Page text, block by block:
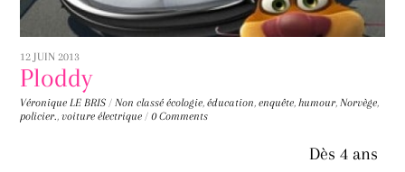
12 JUIN 2013
Ploddy
Véronique LE BRIS / Non classé écologie,éducation,enquête,humour, Norvège,
policier.,voiture électrique / 0 Comments
Dès 4 ans